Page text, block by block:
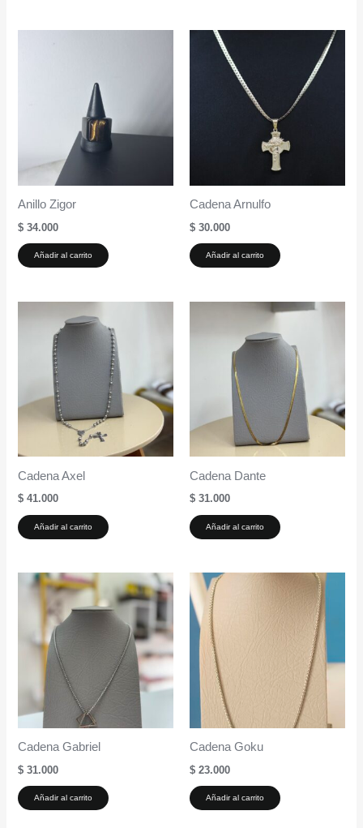
Anillo Zigor
$ 34.000
Añadir al carrito
Cadena Arnulfo
$ 30.000
Añadir al carrito
Cadena Axel
$ 41.000
Añadir al carrito
Cadena Dante
$ 31.000
Añadir al carrito
Cadena Gabriel
$ 31.000
Añadir al carrito
Cadena Goku
$ 23.000
Añadir al carrito